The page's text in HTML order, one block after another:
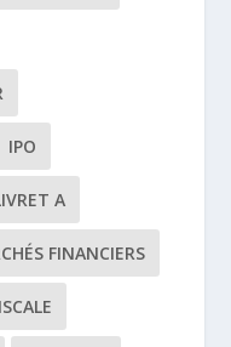
IPO
A
FINANCIERS